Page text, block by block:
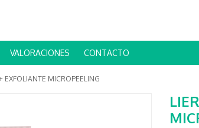
VALORACIONES CONTACTO
EXFOLIANTE MICROPEELING